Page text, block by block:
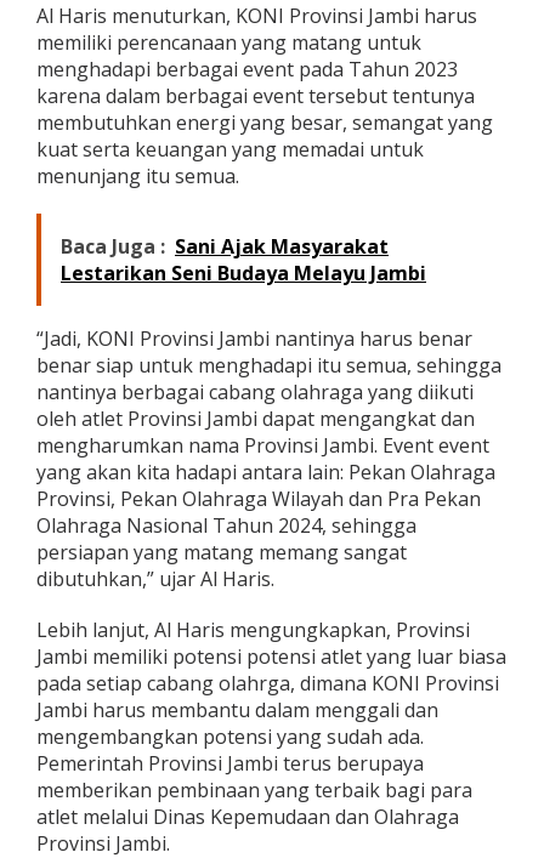
H
a
d
a
p
i
E
v
t
2
0
Al Haris menuturkan, KONI Provinsi Jambi harus
memiliki perencanaan yang matang untuk
menghadapi berbagai event pada Tahun 2023
karena dalam berbagai event tersebut tentunya
membutuhkan energi yang besar, semangat yang
kuat serta keuangan yang memadai untuk
menunjang itu semua.
Baca Juga : Sani Ajak Masyarakat
Lestarikan Seni Budaya Melayu Jambi
“Jadi, KONI Provinsi Jambi nantinya harus benar
benar siap untuk menghadapi itu semua, sehingga
nantinya berbagai cabang olahraga yang diikuti
oleh atlet Provinsi Jambi dapat mengangkat dan
mengharumkan nama Provinsi Jambi. Event event
yang akan kita hadapi antara lain: Pekan Olahraga
Provinsi, Pekan Olahraga Wilayah dan Pra Pekan
Olahraga Nasional Tahun 2024, sehingga
persiapan yang matang memang sangat
dibutuhkan,” ujar Al Haris.
Lebih lanjut, Al Haris mengungkapkan, Provinsi
Jambi memiliki potensi potensi atlet yang luar biasa
pada setiap cabang olahrga, dimana KONI Provinsi
Jambi harus membantu dalam menggali dan
mengembangkan potensi yang sudah ada.
Pemerintah Provinsi Jambi terus berupaya
memberikan pembinaan yang terbaik bagi para
atlet melalui Dinas Kepemudaan dan Olahraga
Provinsi Jambi.